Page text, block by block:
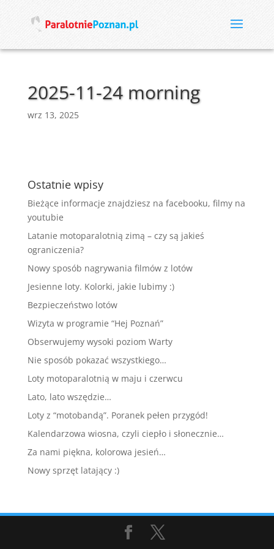
2025-11-24 morning
wrz 13, 2025
Ostatnie wpisy
Bieżące informacje znajdziesz na facebooku, filmy na
youtubie
Latanie motoparalotnią zimą – czy są jakieś
ograniczenia?
Nowy sposób nagrywania filmów z lotów
Jesienne loty. Kolorki, jakie lubimy :)
Bezpieczeństwo lotów
Wizyta w programie “Hej Poznań”
Obserwujemy wysoki poziom Warty
Nie sposób pokazać wszystkiego…
Loty motoparalotnią w maju i czerwcu
Lato, lato wszędzie…
Loty z “motobandą”. Poranek pełen przygód!
Kalendarzowa wiosna, czyli ciepło i słonecznie…
Za nami piękna, kolorowa jesień…
Nowy sprzęt latający :)